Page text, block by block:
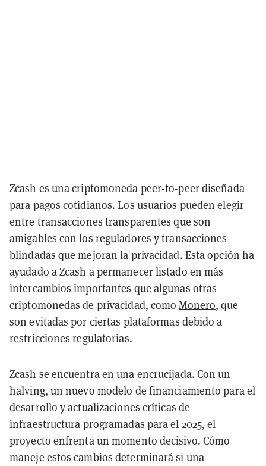
Zcash es una criptomoneda peer-to-peer diseñada
para pagos cotidianos. Los usuarios pueden elegir
entre transacciones transparentes que son
amigables con los reguladores y transacciones
blindadas que mejoran la privacidad. Esta opción ha
ayudado a Zcash a permanecer listado en más
intercambios importantes que algunas otras
criptomonedas de privacidad, comoMonero, que
son evitadas por ciertas plataformas debido a
restricciones regulatorias.
Zcash se encuentra en una encrucijada. Con un
halving, un nuevo modelo de financiamiento para el
desarrollo y actualizaciones críticas de
infraestructura programadas para el 2025, el
proyecto enfrenta un momento decisivo. Cómo
maneje estos cambios determinará si una